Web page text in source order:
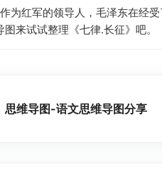
为红军的领导人，毛泽东在经
来试试整理《七律.长征》吧。
思维导图-语文思维导图分享